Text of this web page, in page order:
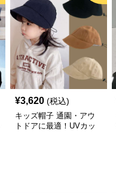
¥3,620 (税込)
キッズ帽子 通園・アウ
トドアに最適！UVカッ